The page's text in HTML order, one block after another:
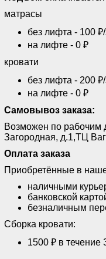
матрасы
без лифта - 100
на лифте - 0 ₽
кровати
без лифта - 200
на лифте - 0 ₽
Самовывоз заказа:
Возможен по рабочим
Загородная, д.1,ТЦ
Оплата заказа
Приобретённые в
наличными
банковской
безналичным
Сборка кровати:
1500 ₽ в течение